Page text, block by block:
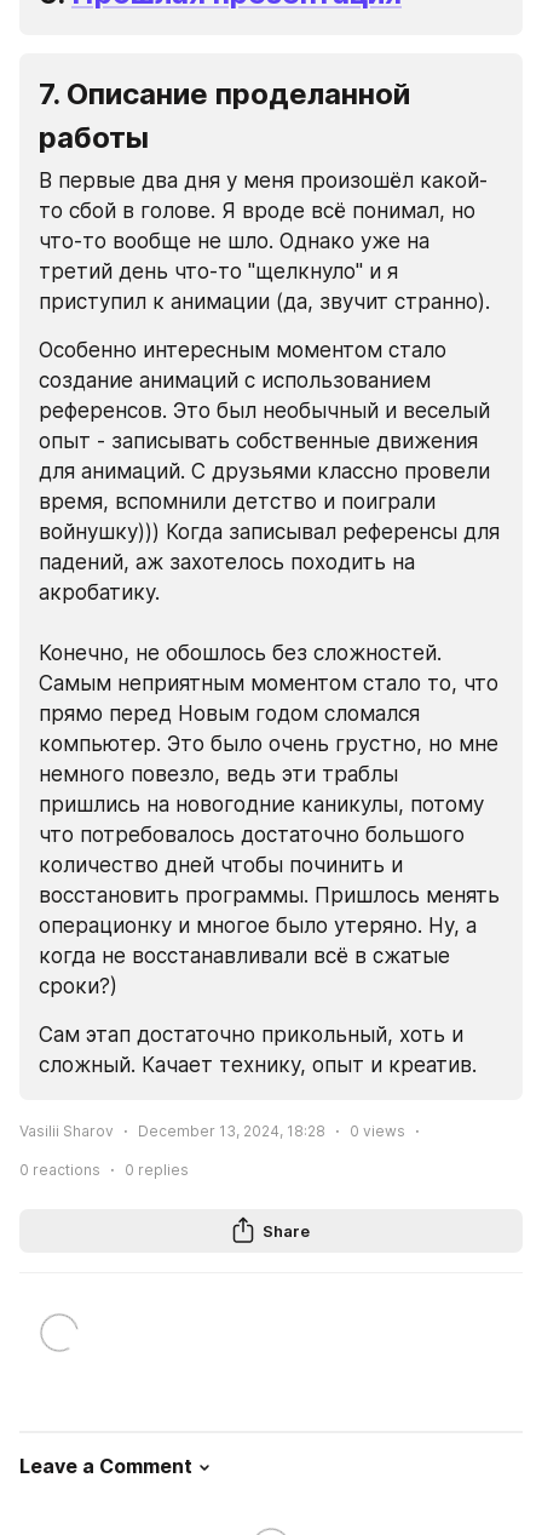
7. Описание проделанной
работы
В первые два дня у меня произошёл какой-
то сбой в голове. Я вроде всё понимал, но
что-то вообще не шло. Однако уже на
третий день что-то "щелкнуло" и я
приступил к анимации (да, звучит странно).
Особенно интересным моментом стало
создание анимаций с использованием
референсов. Это был необычный и веселый
опыт - записывать собственные движения
для анимаций. С друзьями классно провели
время, вспомнили детство и поиграли
войнушку))) Когда записывал референсы для
падений, аж захотелось походить на
акробатику.
Конечно, не обошлось без сложностей.
Самым неприятным моментом стало то, что
прямо перед Новым годом сломался
компьютер. Это было очень грустно, но мне
немного повезло, ведь эти траблы
пришлись на новогодние каникулы, потому
что потребовалось достаточно большого
количество дней чтобы починить и
восстановить программы. Пришлось менять
операционку и многое было утеряно. Ну, а
когда не восстанавливали всё в сжатые
сроки?)
Сам этап достаточно прикольный, хоть и
сложный. Качает технику, опыт и креатив.
Vasilii Sharov December 13, 2024, 18:28 0 views
0 reactions 0 replies
Share
Leave a Comment